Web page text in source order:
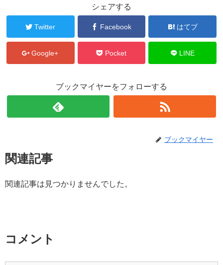
シェアする
Twitter Facebook はてブ
Google+ Pocket LINE
ブックマイヤーをフォローする
ブックマイヤー
関連記事
関連記事は見つかりませんでした。
コメント